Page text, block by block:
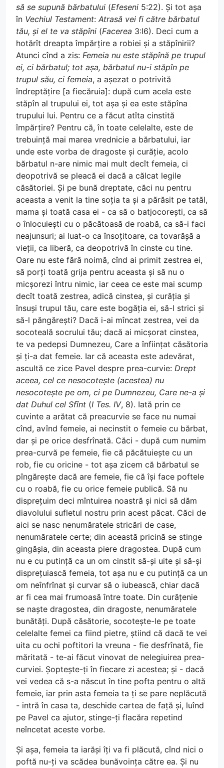
să se supună bărbatului (Efeseni 5:22). Și tot așa
în Vechiul Testament: Atrasă vei fi către bărbatul
tău, și el te va stăpîni (Facerea 3:I6). Deci cum a
hotărît dreapta împărțire a robiei și a stăpînirii?
Atunci cînd a zis: Femeia nu este stăpînă pe trupul
ei, ci bărbatul; tot așa, bărbatul nu-i stăpîn pe
trupul său, ci femeia, a așezat o potrivită
îndreptățire [a fiecăruia]: după cum acela este
stăpîn al trupului ei, tot așa și ea este stăpîna
trupului lui. Pentru ce a făcut atîta cinstită
împărțire? Pentru că, în toate celelalte, este de
trebuință mai marea vrednicie a bărbatului, iar
unde este vorba de dragoste și curăție, acolo
bărbatul n-are nimic mai mult decît femeia, ci
deopotrivă se pleacă ei dacă a călcat legile
căsătoriei. Și pe bună dreptate, căci nu pentru
aceasta a venit la tine soția ta și a părăsit pe tatăl,
mama și toată casa ei - ca să o batjocorești, ca să
o înlocuiești cu o păcătoasă de roabă, ca să-i faci
neajunsuri; ai luat-o ca însoțitoare, ca tovarășă a
vieții, ca liberă, ca deopotrivă în cinste cu tine.
Oare nu este fără noimă, cînd ai primit zestrea ei,
să porți toată grija pentru aceasta și să nu o
micșorezi întru nimic, iar ceea ce este mai scump
decît toată zestrea, adică cinstea, și curăția și
însuși trupul tău, care este bogăția ei, să-l strici și
să-l păngărești? Dacă i-ai mîncat zestrea, vei da
socoteală socrului tău; dacă ai micșorat cinstea,
te va pedepsi Dumnezeu, Care a înființat căsătoria
și ți-a dat femeie. Iar că aceasta este adevărat,
ascultă ce zice Pavel despre prea-curvie: Drept
aceea, cel ce nesocotește (acestea) nu
nesocotește pe om, ci pe Dumnezeu, Care ne-a și
dat Duhul cel Sfînt (I Tes. IV, 8). Iată prin ce
cuvinte a arătat că preacurvie se face nu numai
cînd, avînd femeie, ai necinstit o femeie cu bărbat,
dar și pe orice desfrînată. Căci - după cum numim
prea-curvă pe femeie, fie că păcătuiește cu un
rob, fie cu oricine - tot așa zicem că bărbatul se
pîngărește dacă are femeie, fie că își face poftele
cu o roabă, fie cu orice femeie publică. Să nu
disprețuim deci mîntuirea noastră și nici să dăm
diavolului sufletul nostru prin acest păcat. Căci de
aici se nasc nenumăratele stricări de case,
nenumăratele certe; din această pricină se stinge
gingășia, din aceasta piere dragostea. După cum
nu e cu putință ca un om cinstit să-și uite și să-și
disprețuiască femeia, tot așa nu e cu putință ca un
om neînfrînat și curvar să o iubească, chiar dacă
ar fi cea mai frumoasă între toate. Din curățenie
se naște dragostea, din dragoste, nenumăratele
bunătăți. După căsătorie, socotește-le pe toate
celelalte femei ca fiind pietre, știind că dacă te vei
uita cu ochi poftitori la vreuna - fie desfrînată, fie
măritată - te-ai făcut vinovat de nelegiuirea prea-
curviei. Șoptește-ți în fiecare zi acestea; și - dacă
vei vedea că s-a născut în tine pofta pentru o altă
femeie, iar prin asta femeia ta ți se pare neplăcută
- intră în casa ta, deschide cartea de față și, luînd
pe Pavel ca ajutor, stinge-ți flacăra repetind
neîncetat aceste vorbe.
Și așa, femeia ta iarăși îți va fi plăcută, cînd nici o
poftă nu-ți va scădea bunăvoința către ea. Și nu